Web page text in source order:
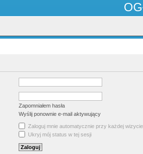
Zapomniałem hasła
Wyślij ponownie e-mail aktywujący
Zaloguj mnie automatycznie przy każdej wizycie
Ukryj mój status w tej sesji